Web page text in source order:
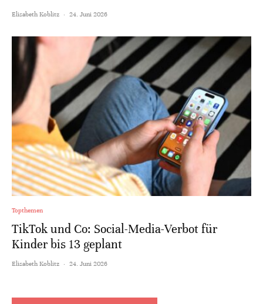
Elisabeth Koblitz · 24. Juni 2026
Topthemen
TikTok und Co: Social-Media-Verbot für
Kinder bis 13 geplant
Elisabeth Koblitz · 24. Juni 2026